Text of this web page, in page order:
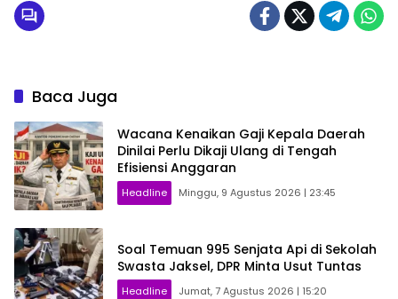
Baca Juga
Wacana Kenaikan Gaji Kepala Daerah
Dinilai Perlu Dikaji Ulang di Tengah
Efisiensi Anggaran
Headline Minggu, 9 Agustus 2026 | 23:45
Soal Temuan 995 Senjata Api di Sekolah
Swasta Jaksel, DPR Minta Usut Tuntas
Headline Jumat, 7 Agustus 2026 | 15:20